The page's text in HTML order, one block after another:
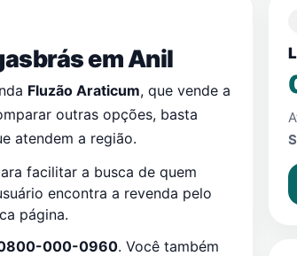
emAnil
Fluzão Araticum, que vende a
outras opções, basta
atendem a região.
facilitar a busca de quem
encontra a revenda pelo
página.
000-0960. Você também